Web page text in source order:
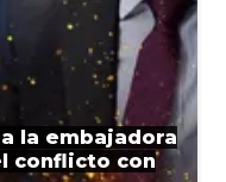
la embajadora
conflicto con